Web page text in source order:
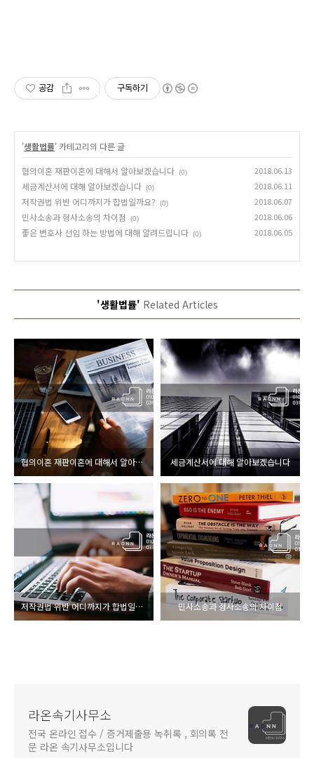
공감 구독하기
'생활법률' 카테고리의 다른 글
협의이혼 재판이혼에 대해서 알아보겠습니다 (0) 2018.06.13
세금계산서에 대해 알아보겠습니다 (0) 2018.06.11
저작권법 위반 어디까지가 합법일까요? (0) 2018.06.07
민사소송과 형사소송의 차이점 (0) 2018.06.06
좋은 변호사 선임 하는 방법에 대해 알려드립니다 (0) 2018.06.05
'생활법률' Related Articles
협의이혼 재판이혼에 대해서 알아보겠습니다 세금계산서에 대해 알아보겠습니다
저작권법 위반 어디까지가 합법일까요? 민사소송과 형사소송의 차이점
라온속기사무소
전국 온라인 접수 / 증거제출용 녹취록 , 회의록 전
문 라온 속기사무소입니다